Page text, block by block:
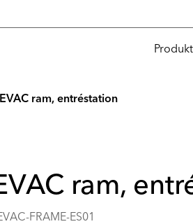
EVAC ram, entréstation
ram,
FRAME-ES01